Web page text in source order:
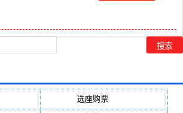
选座购票(5388)